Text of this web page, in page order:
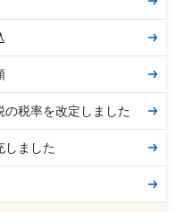
の税率を改定しました
しました